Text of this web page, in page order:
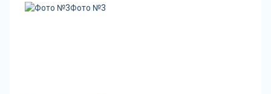
Фото №3